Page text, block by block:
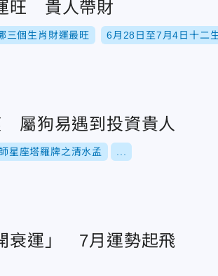
旺 貴人帶財
三個生肖財運最旺 6月28日至7月4日十二
屬狗易遇到投資貴人
星座塔羅牌之清水孟
衰運」 7月運勢起飛